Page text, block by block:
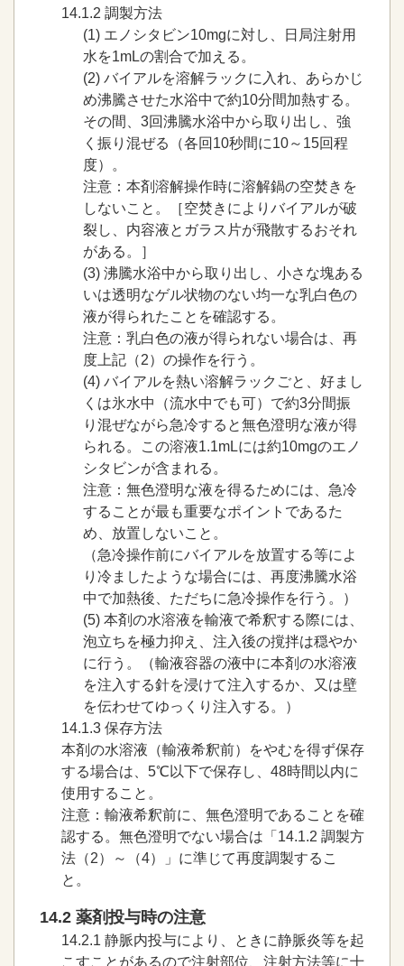
14.1.2 調製方法
(1) エノシタビン10mgに対し、日局注射用
水を1mLの割合で加える。
(2) バイアルを溶解ラックに入れ、あらかじ
め沸騰させた水浴中で約10分間加熱する。
その間、3回沸騰水浴中から取り出し、強
く振り混ぜる（各回10秒間に10～15回程
度）。
注意：本剤溶解操作時に溶解鍋の空焚きを
しないこと。［空焚きによりバイアルが破
裂し、内容液とガラス片が飛散するおそれ
がある。］
(3) 沸騰水浴中から取り出し、小さな塊ある
いは透明なゲル状物のない均一な乳白色の
液が得られたことを確認する。
注意：乳白色の液が得られない場合は、再
度上記（2）の操作を行う。
(4) バイアルを熱い溶解ラックごと、好まし
くは氷水中（流水中でも可）で約3分間振
り混ぜながら急冷すると無色澄明な液が得
られる。この溶液1.1mLには約10mgのエノ
シタビンが含まれる。
注意：無色澄明な液を得るためには、急冷
することが最も重要なポイントであるた
め、放置しないこと。
（急冷操作前にバイアルを放置する等によ
り冷ましたような場合には、再度沸騰水浴
中で加熱後、ただちに急冷操作を行う。）
(5) 本剤の水溶液を輸液で希釈する際には、
泡立ちを極力抑え、注入後の撹拌は穏やか
に行う。（輸液容器の液中に本剤の水溶液
を注入する針を浸けて注入するか、又は壁
を伝わせてゆっくり注入する。）
14.1.3 保存方法
本剤の水溶液（輸液希釈前）をやむを得ず保存
する場合は、5℃以下で保存し、48時間以内に
使用すること。
注意：輸液希釈前に、無色澄明であることを確
認する。無色澄明でない場合は「14.1.2 調製方
法（2）～（4）」に準じて再度調製するこ
と。
14.2 薬剤投与時の注意
14.2.1 静脈内投与により、ときに静脈炎等を起
こすことがあるので注射部位、注射方法等に十